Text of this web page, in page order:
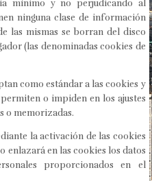
mínimo y no perjudicando al
ninguna clase de información
las mismas se borran del disco
(las denominadas cookies de
como estándar a las cookies y
o impiden en los ajustes
o memorizadas.
la activación de las cookies
enlazará en las cookies los datos
proporcionados en el